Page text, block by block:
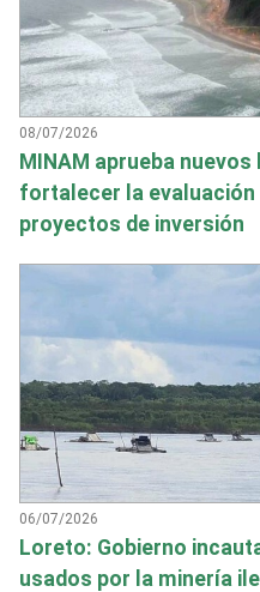
08/07/2026
MINAM aprueba
fortalecer la evaluación
proyectos de inversión
06/07/2026
Loreto: Gobierno
usados por la minería